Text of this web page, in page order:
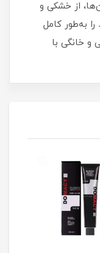
از خشکی و
به‌طور کامل
خانگی با